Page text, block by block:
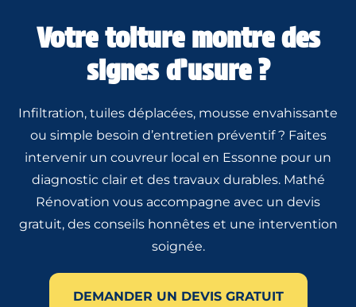
Votre toiture montre des
signes d’usure ?
Infiltration, tuiles déplacées, mousse envahissante
ou simple besoin d’entretien préventif ? Faites
intervenir un couvreur local en Essonne pour un
diagnostic clair et des travaux durables. Mathé
Rénovation vous accompagne avec un devis
gratuit, des conseils honnêtes et une intervention
soignée.
DEMANDER UN DEVIS GRATUIT